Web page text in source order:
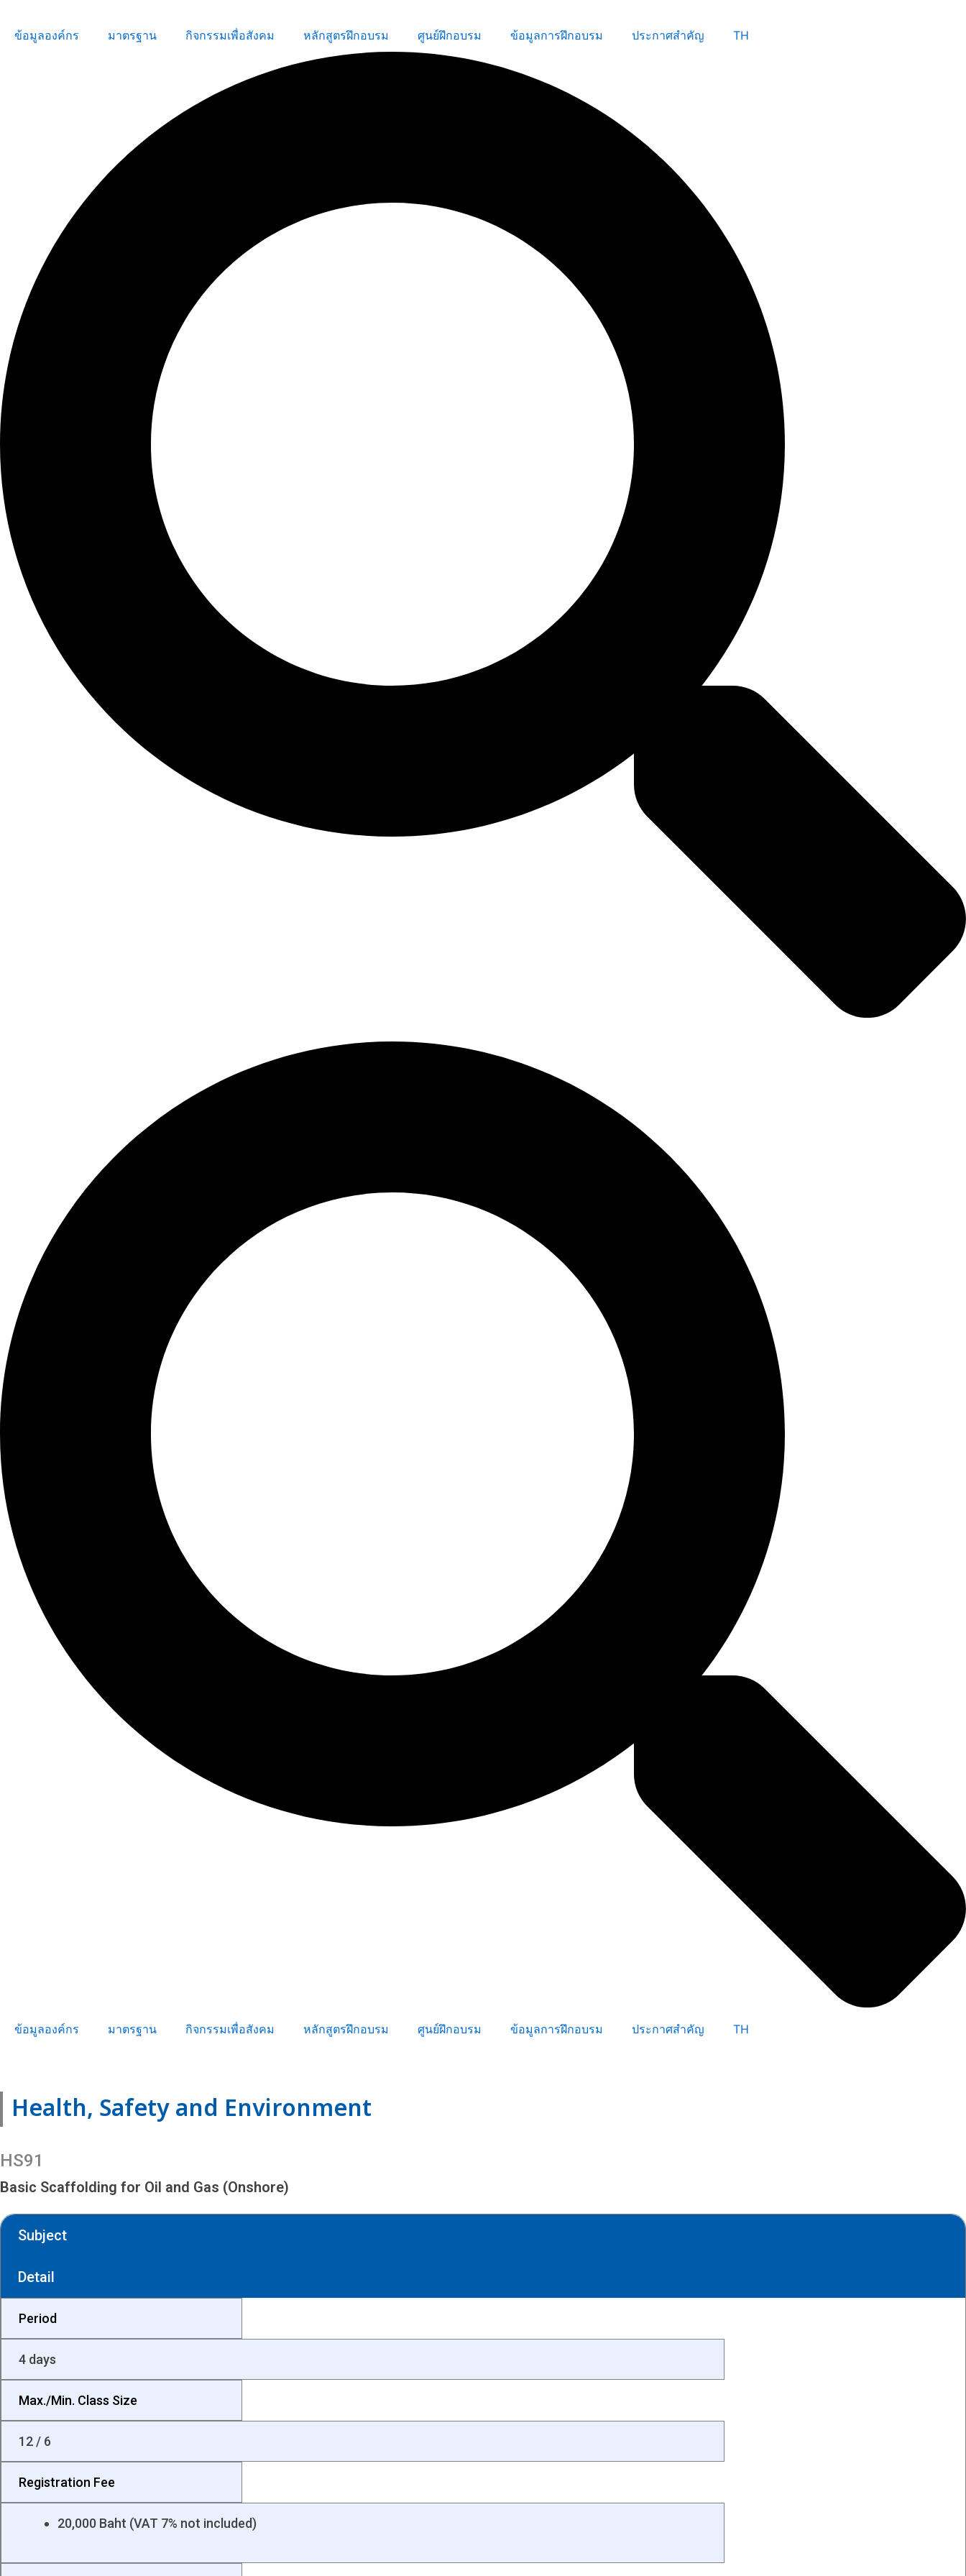
content
ข้อมูลองค์กร มาตรฐาน กิจกรรมเพื่อสังคม หลักสูตรฝึกอบรม ศูนย์ฝึกอบรม ข้อมูลการฝึกอบรม ประกาศสำคัญ TH
ข้อมูลองค์กร มาตรฐาน กิจกรรมเพื่อสังคม หลักสูตรฝึกอบรม ศูนย์ฝึกอบรม ข้อมูลการฝึกอบรม ประกาศสำคัญ TH
Health, Safety and Environment
HS91
Basic Scaffolding for Oil and Gas (Onshore)
Subject
Detail
Period
4 days
Max./Min. Class Size
12 / 6
Registration Fee
20,000 Baht (VAT 7% not included)